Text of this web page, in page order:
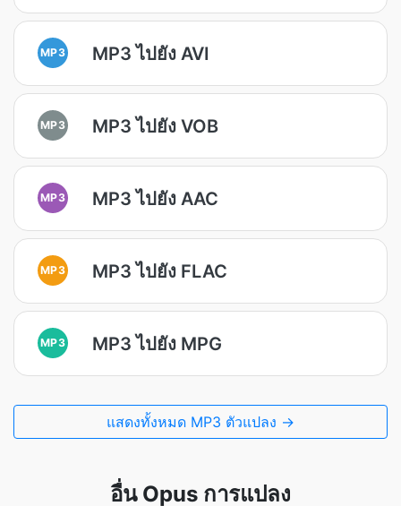
MP3 MP3 ไปยัง AVI
MP3 MP3 ไปยัง VOB
MP3 MP3 ไปยัง AAC
MP3 MP3 ไปยัง FLAC
MP3 MP3 ไปยัง MPG
แสดงทั้งหมด MP3 ตัวแปลง →
อื่น Opus การแปลง